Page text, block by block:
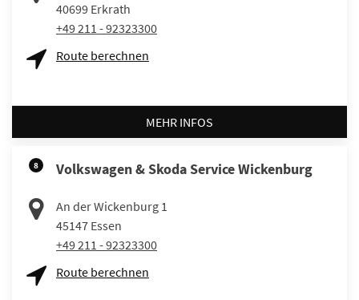
40699 Erkrath
+49 211 - 92323300
Route berechnen
MEHR INFOS
8 Volkswagen & Skoda Service Wickenburg
An der Wickenburg 1
45147 Essen
+49 211 - 92323300
Route berechnen